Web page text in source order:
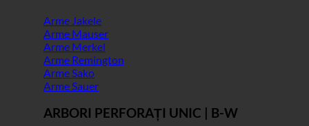
Arme Jakele
Arme Mauser
Arme Merkel
Arme Remington
Arme Sako
Arme Sauer
ARBORI PERFORAȚI UNIC | B-W